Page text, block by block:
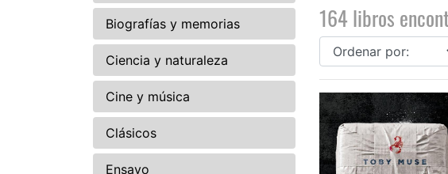
Biografías y memorias
Ciencia y naturaleza
Cine y música
Clásicos
Ensayo
164 libros